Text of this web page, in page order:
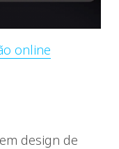
online
design de